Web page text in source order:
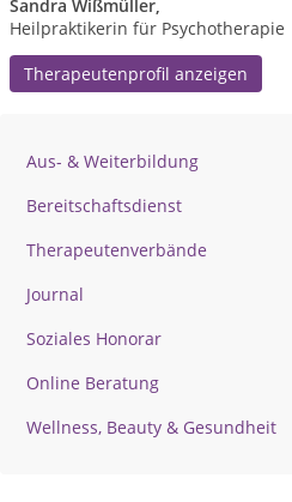
Aus- & Weiterbildung
Bereitschaftsdienst
Therapeutenverbände
Journal
Soziales Honorar
Online Beratung
Wellness, Beauty & Gesundheit
Sandra Wißmüller,
Heilpraktikerin für Psychotherapie
Therapeutenprofil anzeigen